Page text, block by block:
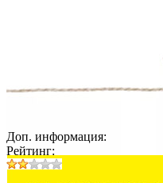
Доп. информация:
Рейтинг: